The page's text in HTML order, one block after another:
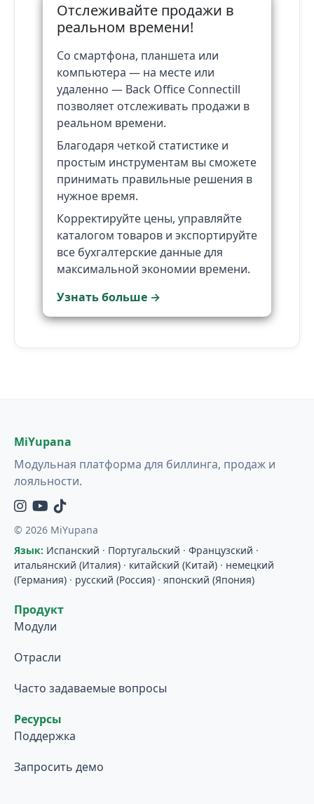
Отслеживайте продажи в
реальном времени!
Со смартфона, планшета или
компьютера — на месте или
удаленно — Back Office Connectill
позволяет отслеживать продажи в
реальном времени.
Благодаря четкой статистике и
простым инструментам вы сможете
принимать правильные решения в
нужное время.
Корректируйте цены, управляйте
каталогом товаров и экспортируйте
все бухгалтерские данные для
максимальной экономии времени.
Узнать больше →
MiYupana
Модульная платформа для биллинга, продаж и
лояльности.
Instagram
YouTube
TikTok
© 2026 MiYupana
Язык: Испанский · Португальский · Французский ·
итальянский (Италия) · китайский (Китай) · немецкий
(Германия) · русский (Россия) · японский (Япония)
Продукт
Модули
Отрасли
Часто задаваемые вопросы
Ресурсы
Поддержка
Запросить демо